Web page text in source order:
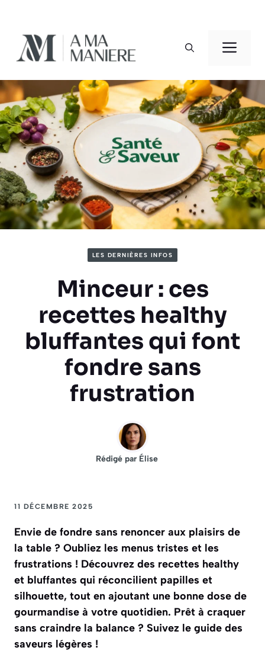
contenu
LES DERNIÈRES INFOS
Minceur : ces
recettes healthy
bluffantes qui font
fondre sans
frustration
Rédigé par Élise
11 DÉCEMBRE 2025
Envie de fondre sans renoncer aux plaisirs de
la table ? Oubliez les menus tristes et les
frustrations ! Découvrez des recettes healthy
et bluffantes qui réconcilient papilles et
silhouette, tout en ajoutant une bonne dose de
gourmandise à votre quotidien. Prêt à craquer
sans craindre la balance ? Suivez le guide des
saveurs légères !